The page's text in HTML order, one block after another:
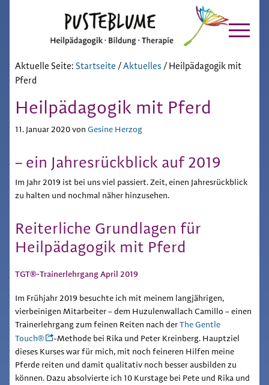
Hauptnavigation
content
Pusteblume
Chiemgau
Aktuelle Seite: Startseite /Aktuelles /Heilpädagogik mit
Pferd
Heilpädagogik mit Pferd
11. Januar 2020von Gesine Herzog
– ein Jahresrückblick auf 2019
Im Jahr 2019 ist bei uns viel passiert. Zeit, einen Jahresrückblick
zu halten und nochmal näher hinzusehen.
Reiterliche Grundlagen für
Heilpädagogik mit Pferd
TGT®-Trainerlehrgang April 2019
Im Frühjahr 2019 besuchte ich mit meinem langjährigen,
vierbeinigen Mitarbeiter – dem Huzulenwallach Camillo – einen
Trainerlehrgang zum feinen Reiten nach derThe Gentle
Touch®
-Methode bei Rika und Peter Kreinberg. Hauptziel
dieses Kurses war für mich, mit noch feineren Hilfen meine
Pferde reiten und damit qualitativ noch besser ausbilden zu
können. Dazu absolvierte ich 10 Kurstage bei Pete und Rika und